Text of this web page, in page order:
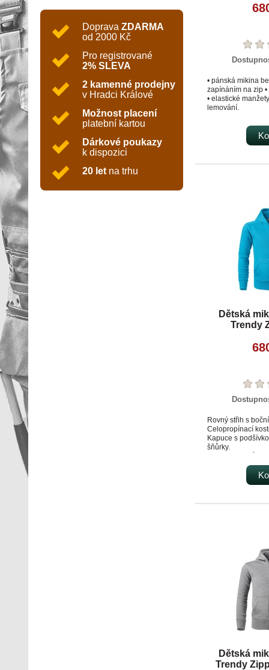
Doprava ZDARMA
od 2000 Kč
Pro registrované
2% SLEVA
2 kamenné prodejny
v Hradci Králové
Možnost placení
platební kartou
Dárkové poukazy
k dispozici
20 let na trhu
• pánská mikina
zapínáním na zip
• elastické
lemování.
Dětská
Trendy
Rovný střih s
Celopropínací
Kapuce s
šňůrky.
kontrastní páskou.
Nakládané kapsy
Dolní lem a
Dětská
Trendy